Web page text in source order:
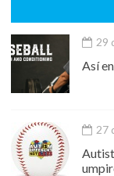
29
Así
27